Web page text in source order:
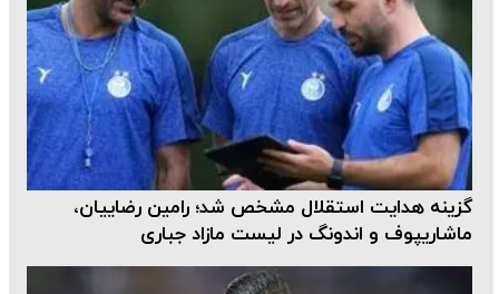
گزینه هدایت استقلال مشخص شد؛ رامین رضاییان،
ماشاریپوف و اندونگ در لیست مازاد جباری